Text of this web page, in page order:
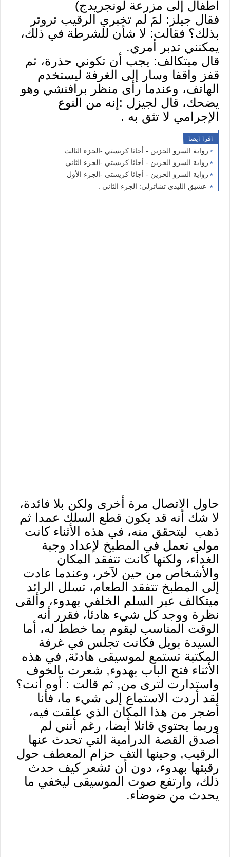
أطفال إلى مزرعة لونجريدج)
فقال جيلز: لمَ لم تخبري الرقيب تروتر
بذلك؟ فقالت: لا شأن للشرطة في ذلك،
يمكنني تدبر أمري.
قال ميتكالف: يجب أن تكوني حذرة، ثم
قفز واقفا وسار إلى الغرفة ليستخدم
الهاتف، وعندما رأى منظر برافنشي وهو
يضحك، قال لجيزل :إنه من النوع
الإجرامي لا تثق به .
اقرا ايضا
رواية السرو الحزين - أجاثا كريستي -الجزء الثالث
رواية السرو الحزين - أجاثا كريستي -الجزء الثاني
رواية السرو الحزين - أجاثا كريستي -الجزء الأول
عشيق الليدي تشاترلي: الجزء الثاني .
حاول الاتصال مرة أخرى ولكن بلا فائدة،
لا شك أنه قد يكون قطع السلك عمدا ثم
ذهب ليتحقق منه، في هذه الأثناء كانت
مولي تعمل في المطبخ لإعداد وجبة
الغداء، ولكنها كانت تتفقد المكان
والأشخاص من حين لآخر، وعندما عادت
إلى المطبخ تتفقد الطعام، تسلل الرائد
ميتكالف عبر السلم الخلفي بهدوء، وألقى
نظرة ووجد كل شيء هادئا، فقرر أنه
الوقت المناسب ليقوم بما خطط له، أما
السيدة بويل فكانت تجلس في غرفة
المكتبة تستمع لموسيقى هادئة, في هذه
الأثناء فتح الباب بهدوء, شعرت بالخوف
واستدارت لترى من, ثم قالت : أوه أنت؟
لقد أردت الاستماع إلى شيء ما، فأنا
أضجر من هذا المكان الذي علقت فيه،
وربما يحتوي قاتلا أيضا، رغم أنني لم
أصدق القصة الدرامية التي تحدث عنها
الرقيب, وحينها التف حزام المعطف حول
رقبتها بهدوء، دون أن تشعر كيف حدث
ذلك، وارتفع صوت الموسيقى ليخفي ما
يحدث من ضوضاء.